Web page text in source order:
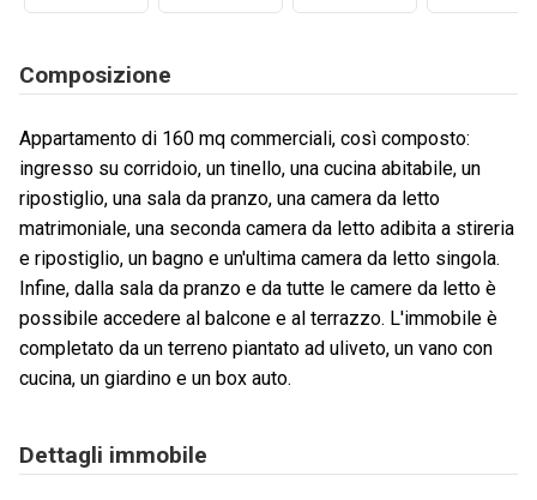
Composizione
Appartamento di 160 mq commerciali, così composto:
ingresso su corridoio, un tinello, una cucina abitabile, un
ripostiglio, una sala da pranzo, una camera da letto
matrimoniale, una seconda camera da letto adibita a stireria
e ripostiglio, un bagno e un'ultima camera da letto singola.
Infine, dalla sala da pranzo e da tutte le camere da letto è
possibile accedere al balcone e al terrazzo. L'immobile è
completato da un terreno piantato ad uliveto, un vano con
cucina, un giardino e un box auto.
Dettagli immobile